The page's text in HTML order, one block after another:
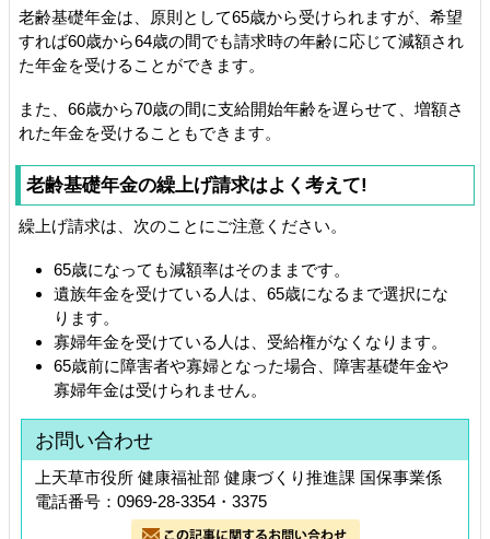
老齢基礎年金は、原則として65歳から受けられますが、希望
すれば60歳から64歳の間でも請求時の年齢に応じて減額され
た年金を受けることができます。
また、66歳から70歳の間に支給開始年齢を遅らせて、増額さ
れた年金を受けることもできます。
老齢基礎年金の繰上げ請求はよく考えて!
繰上げ請求は、次のことにご注意ください。
65歳になっても減額率はそのままです。
遺族年金を受けている人は、65歳になるまで選択にな
ります。
寡婦年金を受けている人は、受給権がなくなります。
65歳前に障害者や寡婦となった場合、障害基礎年金や
寡婦年金は受けられません。
お問い合わせ
上天草市役所 健康福祉部 健康づくり推進課 国保事業係
電話番号：0969-28-3354・3375